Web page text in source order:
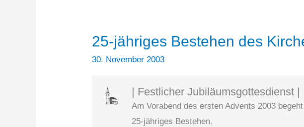
25-jähriges Bestehen des
30. November 2003
| Festlicher Jubiläumsgottesdienst |
Am Vorabend des ersten Advents 2003
25-jähriges Bestehen.